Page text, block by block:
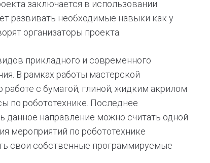
заключается в использовании
развивать необходимые навыки как у
организаторы проекта.
прикладного и современного
В рамках работы мастерской
с бумагой, глиной, жидким акрилом
по робототехнике. Последнее
данное направление можно считать одной
мероприятий по робототехнике
свои собственные программируемые